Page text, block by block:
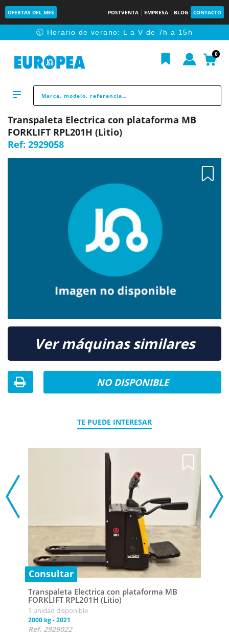
OFERTAS DEL MES POSTVENTA EMPRESA BLOG CONTACTO
🕥 Horario de verano: L a V de 7h a 15h
0
Transpaleta Electrica con plataforma MB
FORKLIFT RPL201H (Litio)
Ref: 2929058
Ver máquinas similares
NO DISPONIBLE
TE PUEDE INTERESAR
Consultar
Transpaleta Electrica con plataforma MB
FORKLIFT RPL201H (Litio)
1 unidad disponible
2000 kg-2021
Ref. 2929022